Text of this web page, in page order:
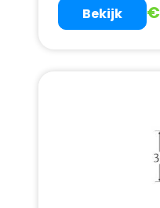
€
Bekijk